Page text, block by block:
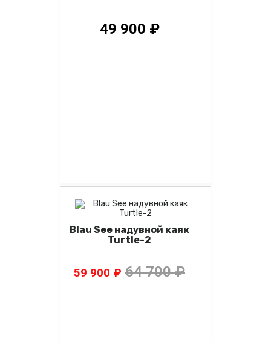
49 900 ₽
Blau See надувной каяк
Turtle-2
59 900 ₽ 64 700 ₽